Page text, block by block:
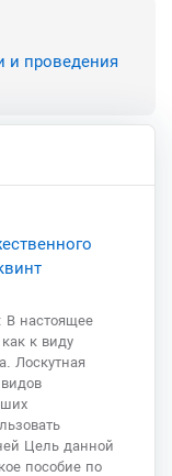
и проведения
В настоящее
к виду
Лоскутная
Цель данной
пособие по